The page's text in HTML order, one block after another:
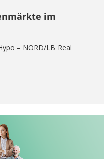
im
– NORD/LB Real